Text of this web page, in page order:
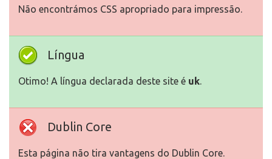
Não encontrámos CSS apropriado para impressão.
Língua
Otimo! A língua declarada deste site é uk.
Dublin Core
Esta página não tira vantagens do Dublin Core.